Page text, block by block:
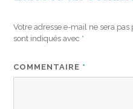
Votre adresse e-mail ne sera pas
sont indiqués avec *
COMMENTAIRE *